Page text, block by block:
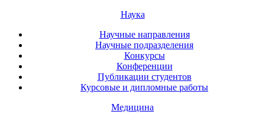
Наука
Научные направления
Научные подразделения
Конкурсы
Конференции
Публикации студентов
Курсовые и дипломные работы
Медицина